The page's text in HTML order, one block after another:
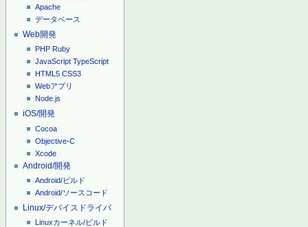
Apache
データベース
Web開発
PHP Ruby
JavaScript TypeScript
HTML5 CSS3
Webアプリ
Node.js
iOS/開発
Cocoa
Objective-C
Xcode
Android/開発
Android/ビルド
Android/ソースコード
Linux/デバイスドライバ
Linuxカーネル/ビルド